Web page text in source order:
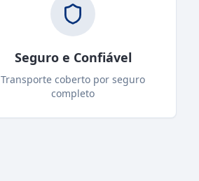
Seguro e Confiável
Transporte coberto por seguro
completo